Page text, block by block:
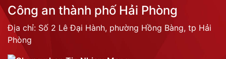
Công an thành phố Hải Phòng
Địa chỉ: Số 2 Lê Đại Hành, phường Hồng Bàng, tp Hải
Phòng